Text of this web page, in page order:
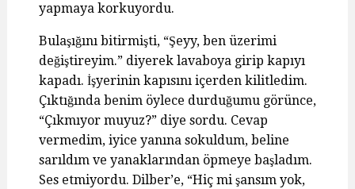
yapmaya korkuyordu.
Bulaşığını bitirmişti, “Şeyy, ben üzerimi
değiştireyim.” diyerek lavaboya girip kapıyı
kapadı. İşyerinin kapısını içerden kilitledim.
Çıktığında benim öylece durduğumu görünce,
“Çıkmıyor muyuz?” diye sordu. Cevap
vermedim, iyice yanına sokuldum, beline
sarıldım ve yanaklarından öpmeye başladım.
Ses etmiyordu. Dilber’e, “Hiç mi şansım yok,